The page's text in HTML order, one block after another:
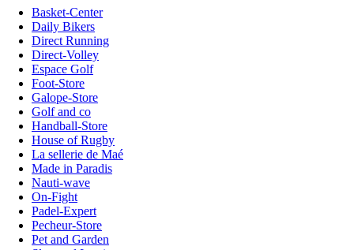
Basket-Center
Daily Bikers
Direct Running
Direct-Volley
Espace Golf
Foot-Store
Galope-Store
Golf and co
Handball-Store
House of Rugby
La sellerie de Maé
Made in Paradis
Nauti-wave
On-Fight
Padel-Expert
Pecheur-Store
Pet and Garden